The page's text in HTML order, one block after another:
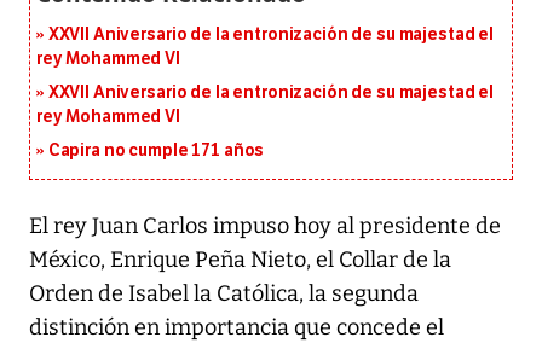
XXVII Aniversario de la entronización de su majestad el
rey Mohammed VI
XXVII Aniversario de la entronización de su majestad el
rey Mohammed VI
Capira no cumple 171 años
El rey Juan Carlos impuso hoy al presidente de
México, Enrique Peña Nieto, el Collar de la
Orden de Isabel la Católica, la segunda
distinción en importancia que concede el